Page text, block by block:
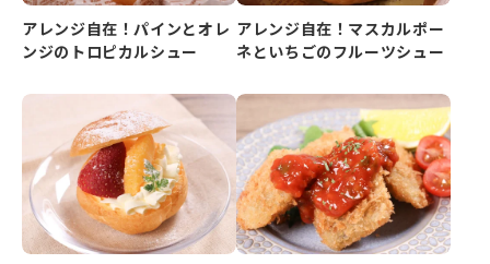
アレンジ自在！パインとオレ
ンジのトロピカルシュー
アレンジ自在！マスカルポー
ネといちごのフルーツシュー